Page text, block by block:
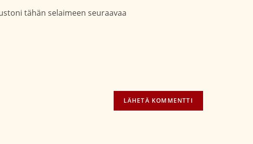
(valinnainen)
tähän selaimeen seuraavaa